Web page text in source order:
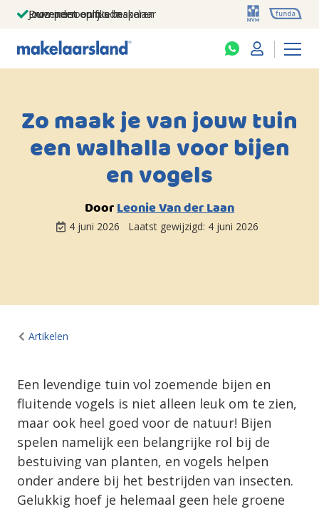
Jouw persoonlijke makelaar
Duizenden euro's besparen
Prominent op funda
Zo maak je van jouw tuin
een walhalla voor bijen
en vogels
DoorLeonie Van der Laan
4 juni 2026 Laatst gewijzigd: 4 juni 2026
Artikelen
Een levendige tuin vol zoemende bijen en
fluitende vogels is niet alleen leuk om te zien,
maar ook heel goed voor de natuur! Bijen
spelen namelijk een belangrijke rol bij de
bestuiving van planten, en vogels helpen
onder andere bij het bestrijden van insecten.
Gelukkig hoef je helemaal geen hele groene